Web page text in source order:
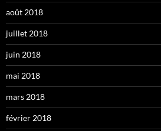
août 2018
juillet 2018
juin 2018
mai 2018
mars 2018
février 2018